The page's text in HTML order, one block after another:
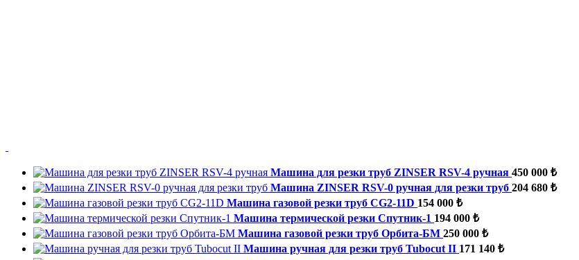
Машина для резки труб ZINSER RSV-4 ручная 450 000 ₺
Машина ZINSER RSV-0 ручная для резки труб 204 680 ₺
Машина газовой резки труб CG2-11D 154 000 ₺
Машина термической резки Спутник-1 194 000 ₺
Машина газовой резки труб Орбита-БМ 250 000 ₺
Машина ручная для резки труб Tubocut II 171 140 ₺